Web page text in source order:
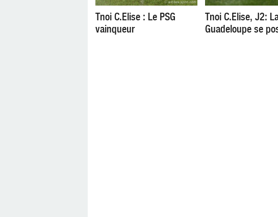
Tnoi C.Elise : Le PSG
vainqueur
Tnoi C.Elise, J2:
Guadeloupe se